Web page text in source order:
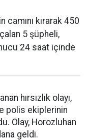
kırarak 450
5 şüpheli,
24 saat içinde
hırsızlık olayı,
polis ekiplerinin
Olay, Horozluhan
geldi.